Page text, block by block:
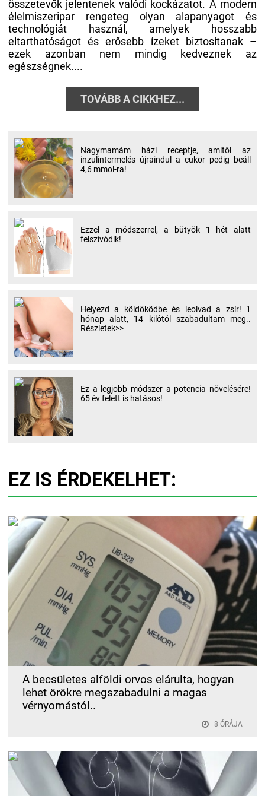
összetevők jelentenek valódi kockázatot. A modern
élelmiszeripar rengeteg olyan alapanyagot és
technológiát használ, amelyek hosszabb
eltarthatóságot és erősebb ízeket biztosítanak –
ezek azonban nem mindig kedveznek az
egészségnek....
TOVÁBB A CIKKHEZ...
Nagymamám házi receptje, amitől az
inzulintermelés újraindul a cukor pedig beáll
4,6 mmol-ra!
Ezzel a módszerrel, a bütyök 1 hét alatt
felszívódik!
Helyezd a köldöködbe és leolvad a zsír! 1
hónap alatt, 14 kilótól szabadultam meg..
Részletek>>
Ez a legjobb módszer a potencia növelésére!
65 év felett is hatásos!
EZ IS ÉRDEKELHET:
A becsületes alföldi orvos elárulta, hogyan
lehet örökre megszabadulni a magas
vérnyomástól..
8 ÓRÁJA